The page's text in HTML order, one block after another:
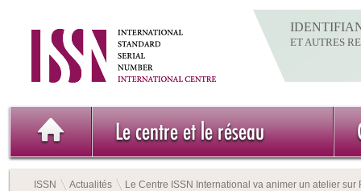
ET AUTRES
Le centre et le réseau
ISSN Actualités
Le Centre ISSN International va animer un atelier